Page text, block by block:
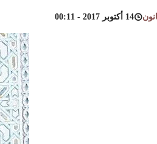
14 أكتوبر 2017 - 00:11